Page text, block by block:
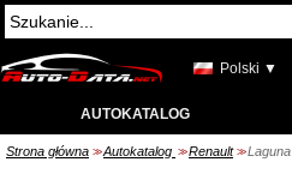
Polski ▼
AUTOKATALOG
Strona główna >> Autokatalog >> Renault >> Laguna